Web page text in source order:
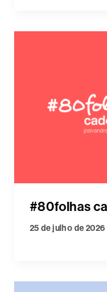
#80folhas
25 de julho de 2026